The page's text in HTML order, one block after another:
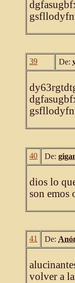
39 De:
40 De:
dios lo
son emos
41 De:
volver a